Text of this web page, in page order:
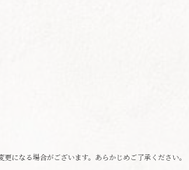
になる場合がございます。あらかじめご了承ください。